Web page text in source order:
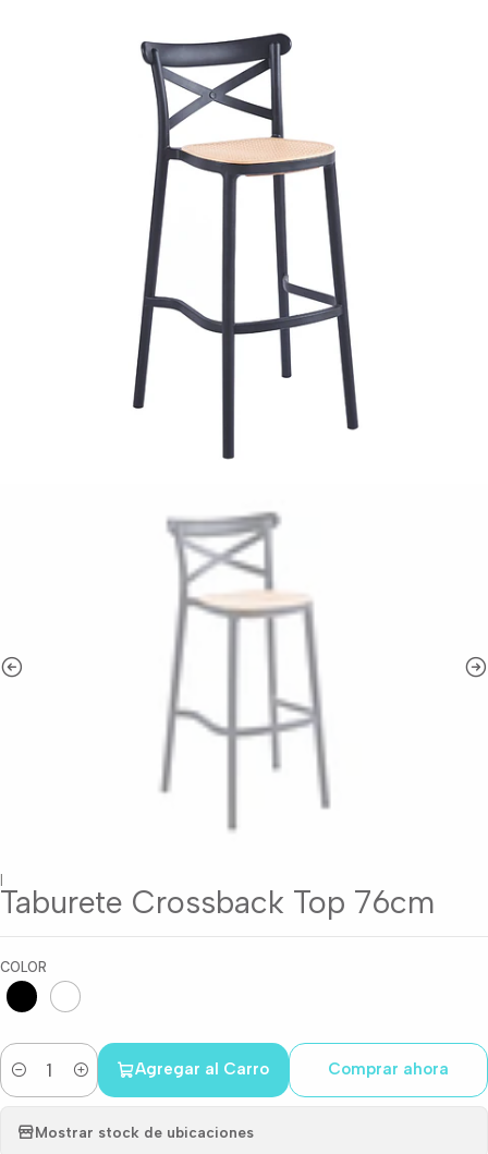
|
Taburete Crossback Top 76cm
COLOR
Cantidad
Agregar al Carro Comprar ahora
Mostrar stock de ubicaciones